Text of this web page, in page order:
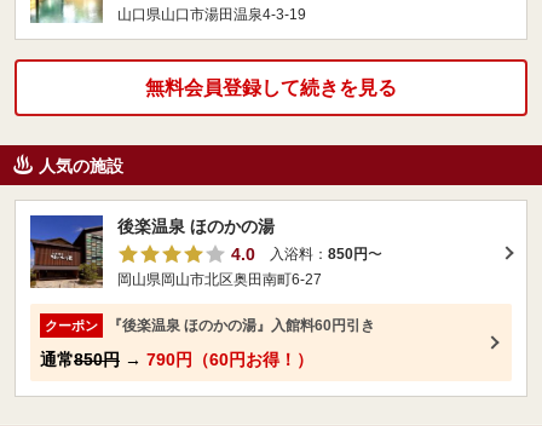
山口県山口市湯田温泉4-3-19
無料会員登録して続きを見る
人気の施設
後楽温泉 ほのかの湯
4.0
入浴料： 850円〜
岡山県岡山市北区奥田南町6-27
クーポン 『後楽温泉 ほのかの湯』入館料60円引き
通常850円 → 790円（60円お得！）